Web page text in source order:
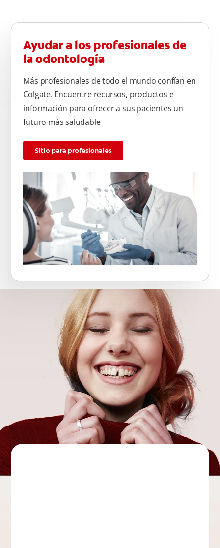
Ayudar a los profesionales de
la odontología
Más profesionales de todo el mundo confían en
Colgate. Encuentre recursos, productos e
información para ofrecer a sus pacientes un
futuro más saludable
Sitio para profesionales